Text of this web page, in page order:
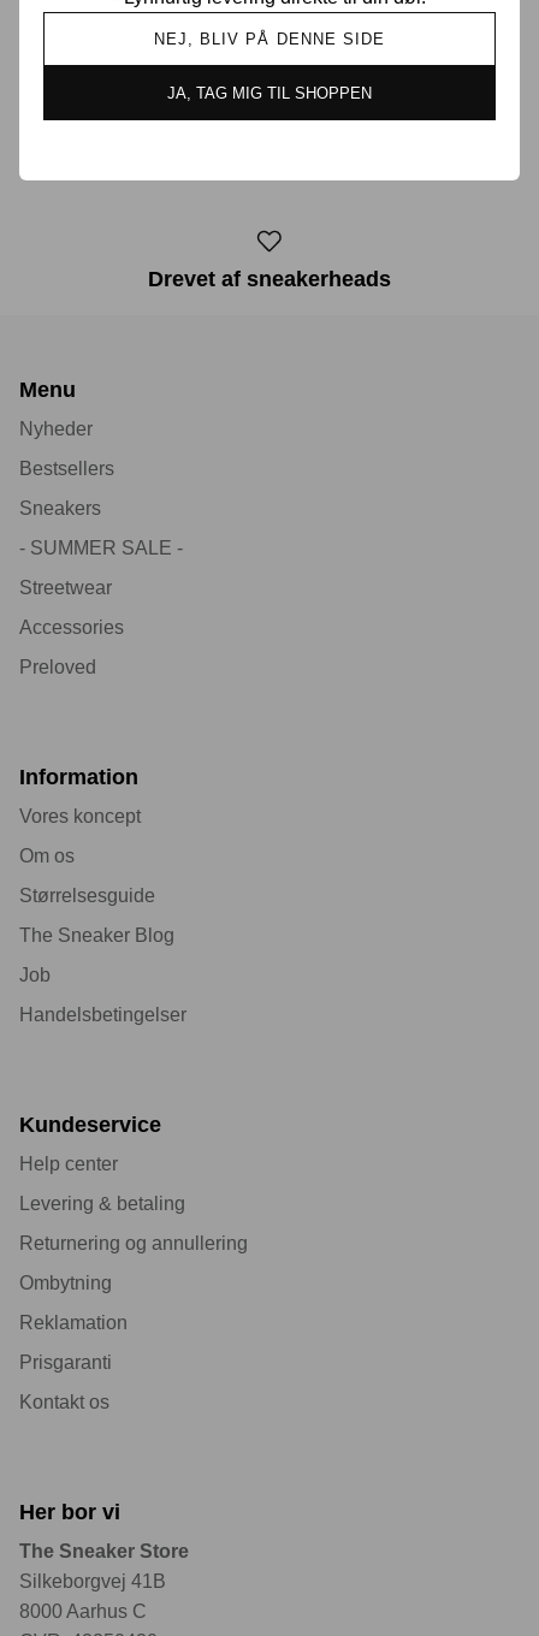
NEJ, BLIV PÅ DENNE SIDE
JA, TAG MIG TIL SHOPPEN
Prisgaranti i Danmark
Drevet af sneakerheads
Menu
Nyheder
Bestsellers
Sneakers
- SUMMER SALE -
Streetwear
Accessories
Preloved
Information
Vores koncept
Om os
Størrelsesguide
The Sneaker Blog
Job
Handelsbetingelser
Kundeservice
Help center
Levering & betaling
Returnering og annullering
Ombytning
Reklamation
Prisgaranti
Kontakt os
Her bor vi
The Sneaker Store
Silkeborgvej 41B
8000 Aarhus C